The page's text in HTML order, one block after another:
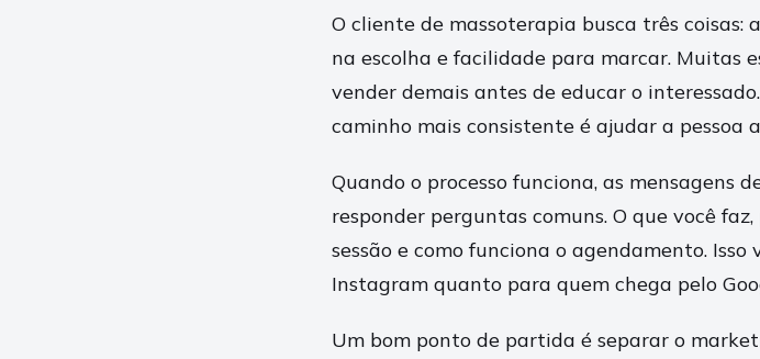
O cliente de massoterapia busca três coisas:
na escolha e facilidade para marcar. Muitas
vender demais antes de educar o
caminho mais consistente é ajudar a pessoa
Quando o processo funciona, as mensagens
responder perguntas comuns. O que você
sessão e como funciona o agendamento.
Instagram quanto para quem chega pelo
Um bom ponto de partida é separar o